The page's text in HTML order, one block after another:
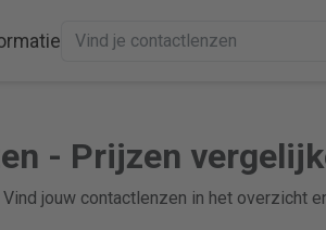
- Prijzen
jouw contactlenzen in het overzicht